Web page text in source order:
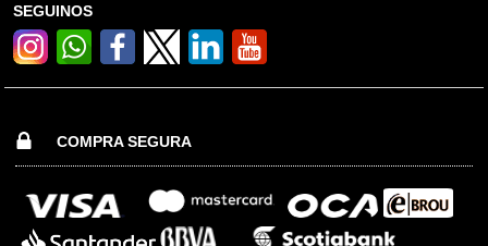
SEGUINOS
COMPRA SEGURA